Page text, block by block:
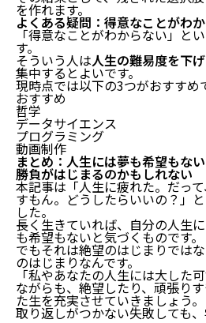
を作れます。
よくある疑問：得意なことがわ
「得意なことがわからない」と
す。
そういう人は人生の難易度を下
集中するとよいです。
現時点では以下の3つがおすすめ
おすすめ
哲学
データサイエンス
プログラミング
動画制作
まとめ：人生には夢も希望もな
勝負がはじまるのかもしれない
本記事は「人生に疲れた。だっ
すもん。どうしたらいいの？」
した。
長く生きていれば、自分の人生
も希望もないと気づくものです。
でもそれは絶望のはじまりでは
のはじまりなんです。
「私やあなたの人生には大した
ながらも、絶望したり、頑張り
た生を充実させていきましょう。
取り返しがつかない失敗しても